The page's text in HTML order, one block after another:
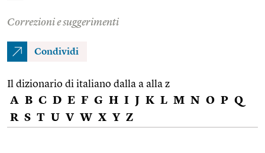
Correzioni e suggerimenti
Condividi
Il dizionario di italiano dalla a alla z
A B C D E F G H I J K L M N O P Q
R S T U V W X Y Z